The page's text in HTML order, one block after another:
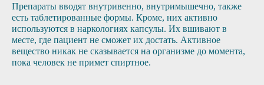
Препараты вводят внутривенно, внутримышечно, также
есть таблетированные формы. Кроме, них активно
используются в наркологиях капсулы. Их вшивают в
месте, где пациент не сможет их достать. Активное
вещество никак не сказывается на организме до момента,
пока человек не примет спиртное.